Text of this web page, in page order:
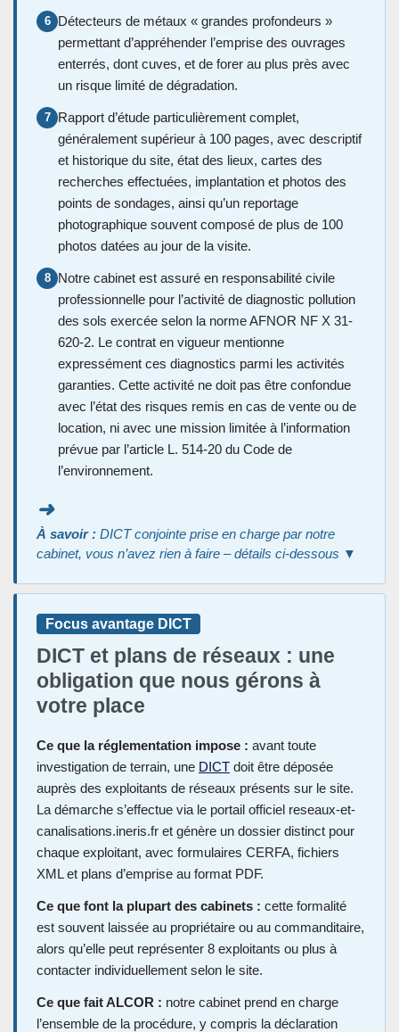
6
Détecteurs de métaux « grandes profondeurs »
permettant d’appréhender l’emprise des ouvrages
enterrés, dont cuves, et de forer au plus près avec
un risque limité de dégradation.
7
Rapport d’étude particulièrement complet,
généralement supérieur à 100 pages, avec descriptif
et historique du site, état des lieux, cartes des
recherches effectuées, implantation et photos des
points de sondages, ainsi qu’un reportage
photographique souvent composé de plus de 100
photos datées au jour de la visite.
8
Notre cabinet est assuré en responsabilité civile
professionnelle pour l’activité de diagnostic pollution
des sols exercée selon la norme AFNOR NF X 31-
620-2. Le contrat en vigueur mentionne
expressément ces diagnostics parmi les activités
garanties. Cette activité ne doit pas être confondue
avec l’état des risques remis en cas de vente ou de
location, ni avec une mission limitée à l’information
prévue par l’article L. 514-20 du Code de
l’environnement.
➜
À savoir : DICT conjointe prise en charge par notre
cabinet, vous n’avez rien à faire – détails ci-dessous ▼
Focus avantage DICT
DICT et plans de réseaux : une
obligation que nous gérons à
votre place
Ce que la réglementation impose : avant toute
investigation de terrain, une DICT doit être déposée
auprès des exploitants de réseaux présents sur le site.
La démarche s’effectue via le portail officiel reseaux-et-
canalisations.ineris.fr et génère un dossier distinct pour
chaque exploitant, avec formulaires CERFA, fichiers
XML et plans d’emprise au format PDF.
Ce que font la plupart des cabinets : cette formalité
est souvent laissée au propriétaire ou au commanditaire,
alors qu’elle peut représenter 8 exploitants ou plus à
contacter individuellement selon le site.
Ce que fait ALCOR : notre cabinet prend en charge
l’ensemble de la procédure, y compris la déclaration